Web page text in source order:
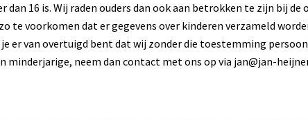
dan 16 is. Wij raden ouders dan ook aan betrokken te zijn bij
te voorkomen dat er gegevens over kinderen verzameld
er van overtuigd bent dat wij zonder die toestemming
minderjarige, neem dan contact met ons op via jan@jan-